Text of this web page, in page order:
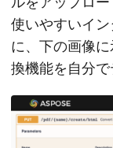
使いやすいイ
に、下の画像
換機能を自分で